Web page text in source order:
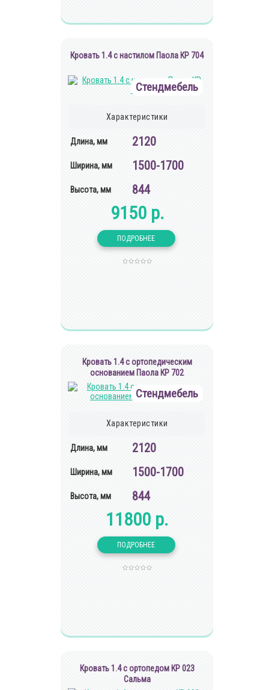
Кровать 1.4 с настилом Паола КР 704
Стендмебель
Характеристики
Длина, мм 2120
Ширина, мм 1500-1700
Высота, мм 844
9150 р.
Кровать 1.4 с ортопедическим
основанием Паола КР 702
Стендмебель
Характеристики
Длина, мм 2120
Ширина, мм 1500-1700
Высота, мм 844
11800 р.
Кровать 1.4 с ортопедом КР 023
Сальма